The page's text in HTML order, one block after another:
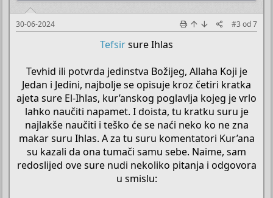
30-06-2024 #3 od7
Tefsirsure Ihlas
Tevhid ili potvrda jedinstva Božijeg, Allaha Koji je
Jedan i Jedini, najbolje se opisuje kroz četiri kratka
ajeta sure El-Ihlas, kur’anskog poglavlja kojeg je vrlo
lahko naučiti napamet. I doista, tu kratku suru je
najlakše naučiti i teško će se naći neko ko ne zna
makar suru Ihlas. A za tu suru komentatori Kur’ana
su kazali da ona tumači samu sebe. Naime, sam
redoslijed ove sure nudi nekoliko pitanja i odgovora
u smislu: